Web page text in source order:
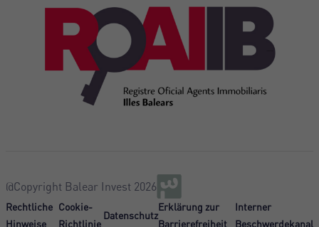
@Copyright Balear Invest 2026
Rechtliche
Hinweise
Cookie-
Richtlinie
Datenschutz
Erklärung zur
Barrierefreiheit
Interner
Beschwerdekanal